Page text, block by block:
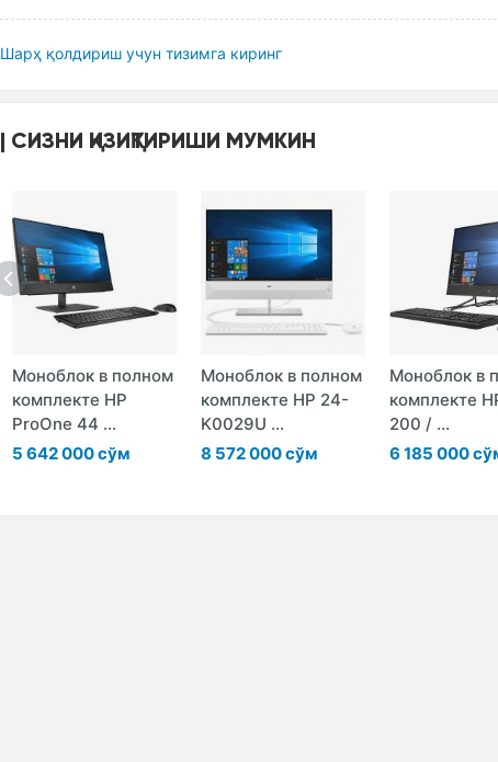
Шарҳ қолдириш учун тизимга киринг
СИЗНИ ҚИЗИҚТИРИШИ МУМКИН
Моноблок в полном
комплекте HP
ProOne 44 ...
5 642 000 сўм
Моноблок в полном
комплекте HP 24-
K0029U ...
8 572 000 сўм
Моноблок в
комплекте
200 / ...
6 185 000